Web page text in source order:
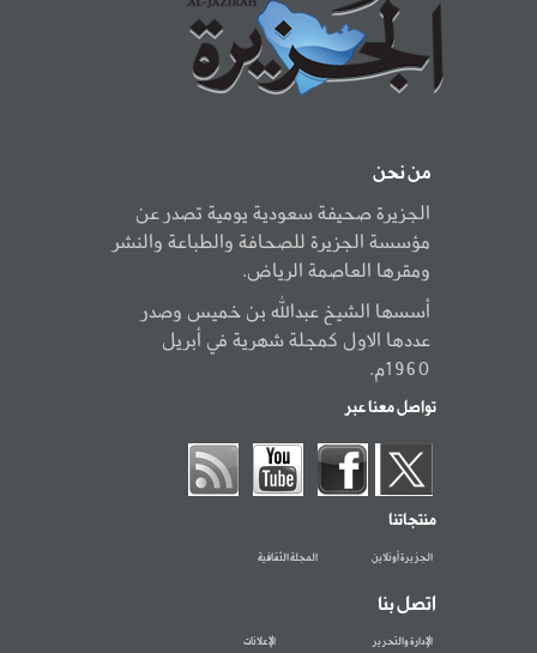
من نحن
الجزيرة صحيفة سعودية يومية تصدر عن
مؤسسة الجزيرة للصحافة والطباعة والنشر
ومقرها العاصمة الرياض.
أسسها الشيخ عبدالله بن خميس وصدر
عددها الاول كمجلة شهرية في أبريل
1960م.
تواصل معنا عبر
منتجاتنا
الجزيرة أونلاين المجلة الثقافية
اتصل بنا
الإدارة والتحرير الإعلانات